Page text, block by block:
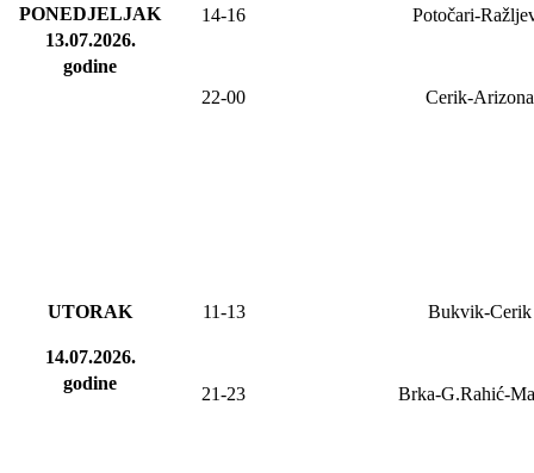
PONEDJELJAK
13.07.2026.
godine
14-16 Potočari-
22-00 Cerik-Arizona
UTORAK
14.07.2026.
godine
11-13 Bukvik-Cerik
21-23 Brka-G.Rahić-